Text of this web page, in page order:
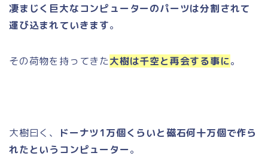
凄まじく巨大なコンピューターのパーツは分割されて
運び込まれていきます。
その荷物を持ってきた大樹は千空と再会する事に。
大樹曰く、
ドーナツ1万個くらいと磁石何十万個で作ら
れたというコンピューター。